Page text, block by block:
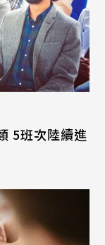
5班次陸續進